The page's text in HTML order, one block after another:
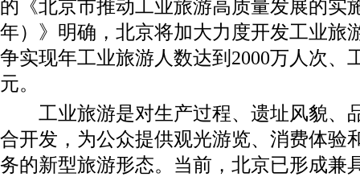
的《北京市推动工业旅游高质量发展的实
年）》明确，北京将加大力度开发工业旅
争实现年工业旅游人数达到2000万人次、
元。
工业旅游是对生产过程、遗址风貌、
合开发，为公众提供观光游览、消费体验
务的新型旅游形态。当前，北京已形成兼